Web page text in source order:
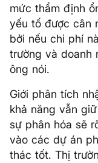
mức thẩm định
yếu tố được cân
bởi nếu chi phí
trường và doanh
ông nói.
Giới phân tích
khả năng vẫn
sự phân hóa sẽ
vào các dự án
thác tốt. Thị